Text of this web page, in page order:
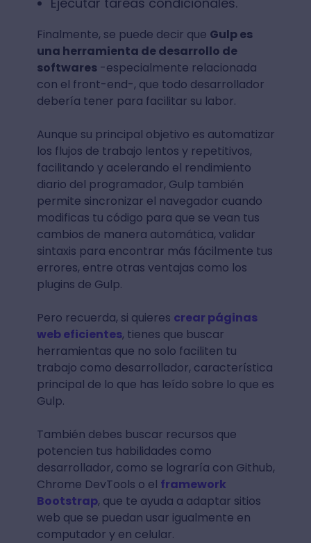
Finalmente, se puede decir que Gulp es
una herramienta de desarrollo de
softwares-especialmente relacionada
con el front-end-, que todo desarrollador
debería tener para facilitar su labor.
Aunque su principal objetivo es automatizar
los flujos de trabajo lentos y repetitivos,
facilitando y acelerando el rendimiento
diario del programador, Gulp también
permite sincronizar el navegador cuando
modificas tu código para que se vean tus
cambios de manera automática, validar
sintaxis para encontrar más fácilmente tus
errores, entre otras ventajas como los
plugins de Gulp.
Pero recuerda, si quieres crear páginas
web eficientes, tienes que buscar
herramientas que no solo faciliten tu
trabajo como desarrollador, característica
principal de lo que has leído sobre lo que es
Gulp.
También debes buscar recursos que
potencien tus habilidades como
desarrollador, como se lograría con Github,
Chrome DevTools o el framework
Bootstrap, que te ayuda a adaptar sitios
web que se puedan usar igualmente en
computador y en celular.